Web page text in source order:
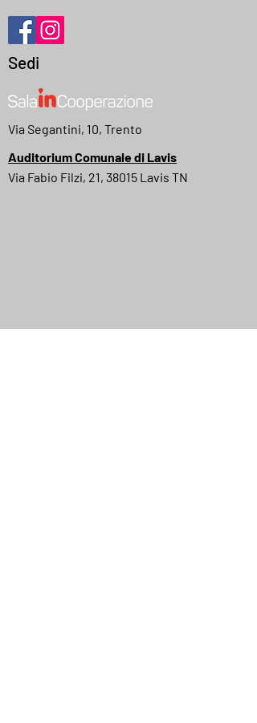
Sedi
Via Segantini, 10, Trento
Auditorium Comunale di Lavis
Via Fabio Filzi, 21, 38015 Lavis TN